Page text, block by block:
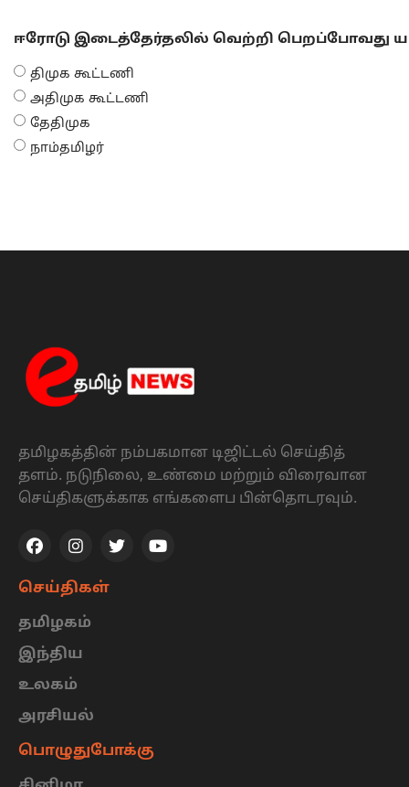
ஈரோடு இடைத்தேர்தலில் வெற்றி பெறப்போவது
திமுக கூட்டணி
அதிமுக கூட்டணி
தேதிமுக
நாம்தமிழர்
தமிழகத்தின் நம்பகமான டிஜிட்டல் செய்தித்
தளம். நடுநிலை, உண்மை மற்றும் விரைவான
செய்திகளுக்காக எங்களைப பின்தொடரவும்.
செய்திகள்
தமிழகம்
இந்திய
உலகம்
அரசியல்
பொழுதுபோக்கு